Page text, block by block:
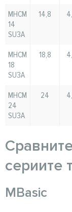
MHCM
14
SU3A
14,8
MHCM
18
SU3A
18,8
MHCM
24
SU3A
24
сериите
MBasic